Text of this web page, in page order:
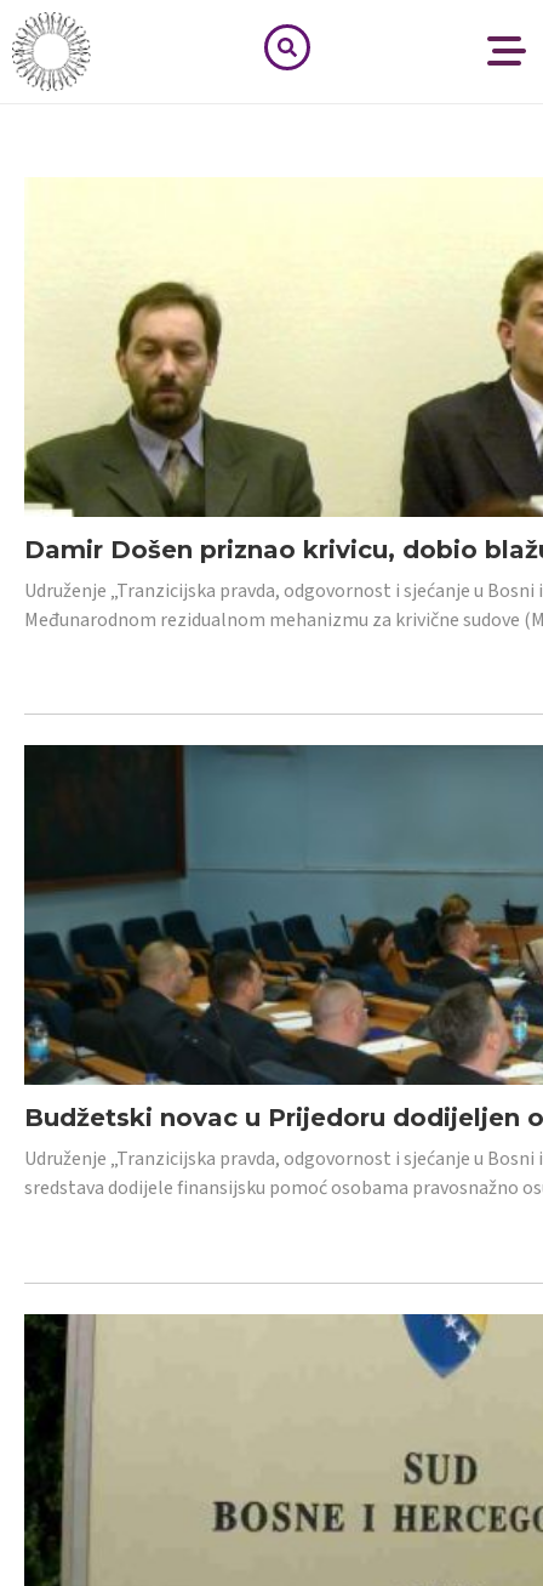
Damir Došen priznao krivicu, dobio
Udruženje „Tranzicijska pravda, odgovornost i sjećanje u
Međunarodnom rezidualnom mehanizmu za krivične sudove
Budžetski novac u Prijedoru dodijeljen
Udruženje „Tranzicijska pravda, odgovornost i sjećanje u
sredstava dodijele finansijsku pomoć osobama pravosnažno